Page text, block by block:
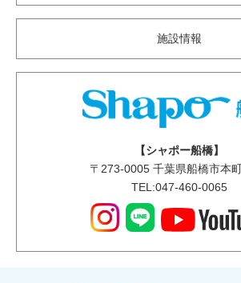
施設情報
【シャポー船橋】
〒 273-0005千葉県船橋市本
TEL:047-460-0065